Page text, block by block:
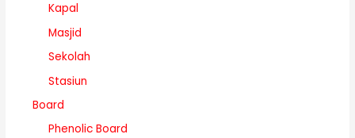
Kapal
Masjid
Sekolah
Stasiun
Board
Phenolic Board